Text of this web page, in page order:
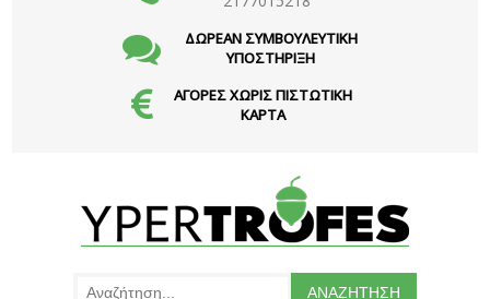
ΔΩΡΕΑΝ ΣΥΜΒΟΥΛΕΥΤΙΚΗ
ΥΠΟΣΤΗΡΙΞΗ
ΑΓΟΡΕΣ ΧΩΡΙΣ ΠΙΣΤΩΤΙΚΗ
ΚΑΡΤΑ